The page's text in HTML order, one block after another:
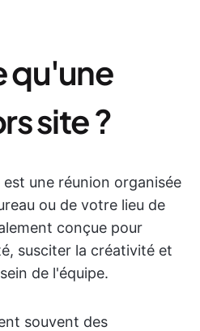
qu'une
site ?
une réunion organisée
ou de votre lieu de
conçue pour
susciter la créativité et
de l'équipe.
souvent des